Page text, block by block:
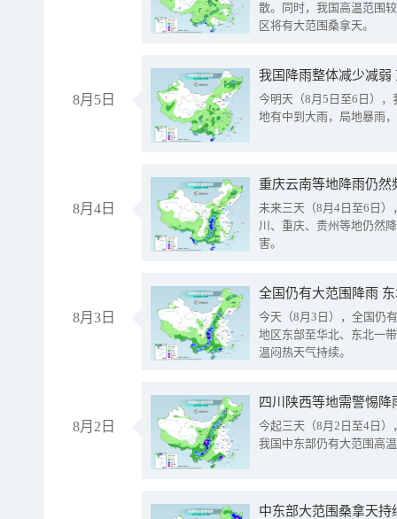
散。同时，我国高温范围
区将有大范围桑拿天。
8月5日
我国降雨整体减少减弱
今明天（8月5日至6日）
地有中到大雨，局地暴雨
8月4日
重庆云南等地降雨仍然
未来三天（8月4日至6日
川、重庆、贵州等地仍然
害。
8月3日
全国仍有大范围降雨
今天（8月3日），全国仍
地区东部至华北、东北一
温闷热天气持续。
8月2日
今起三天（8月2日至4日
我国中东部仍有大范围高
中东部大范围桑拿天